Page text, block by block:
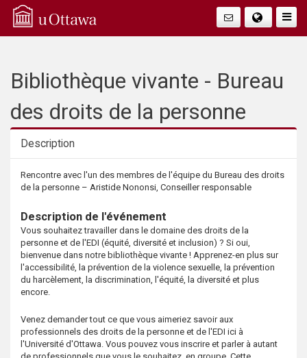
Q
Faire
Bibliothèque vivante - Bureau
des droits de la personne
Description
Description
Rencontre avec l'un des membres de l'équipe du Bureau des droits
de la personne – Aristide Nononsi, Conseiller responsable
Description de l'événement
Vous souhaitez travailler dans le domaine des droits de la
personne et de l'EDI (équité, diversité et inclusion) ? Si oui,
bienvenue dans notre bibliothèque vivante ! Apprenez-en plus sur
l'accessibilité, la prévention de la violence sexuelle, la prévention
du harcèlement, la discrimination, l'équité, la diversité et plus
encore.
Venez demander tout ce que vous aimeriez savoir aux
professionnels des droits de la personne et de l'EDI ici à
l'Université d'Ottawa. Vous pouvez vous inscrire et parler à autant